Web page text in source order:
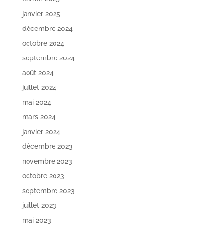
janvier 2025
décembre 2024
octobre 2024
septembre 2024
août 2024
juillet 2024
mai 2024
mars 2024
janvier 2024
décembre 2023
novembre 2023
octobre 2023
septembre 2023
juillet 2023
mai 2023